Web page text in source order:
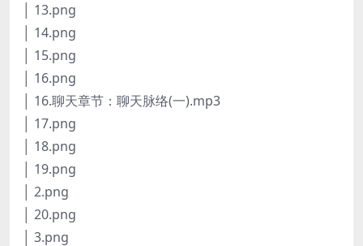
│ 13.png
│ 14.png
│ 15.png
│ 16.png
│ 16.聊天章节：聊天脉络(一).mp3
│ 17.png
│ 18.png
│ 19.png
│ 2.png
│ 20.png
│ 3.png